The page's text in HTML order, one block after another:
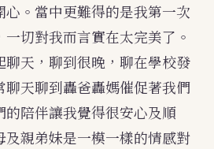
。當中更難得的是我第一次
切對我而言實在太完美了。
天，聊到很晚，聊在學校發
天聊到轟爸轟媽催促著我們
的陪伴讓我覺得很安心及順
親弟妹是一模一樣的情感對